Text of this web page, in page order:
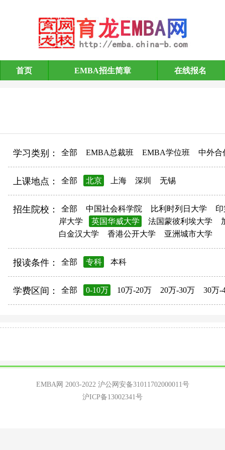
EMBA招生简章
首页 EMBA招生简章 在线报名
学习类别： 全部 EMBA总裁班 EMBA学位班 中外合
上课地点： 全部 北京 上海 深圳 无锡
招生院校： 全部 中国社会科学院 比利时列日大学
岸大学
英国华威大学 法国蒙彼利埃大学
白金汉大学
香港公开大学 亚洲城市大学
报读条件： 全部 专科 本科
学费区间： 全部 0-10万 10万-20万 20万-30万 30万-
EMBA网 2003-2022 沪公网安备31011702000011号
沪ICP备13002341号